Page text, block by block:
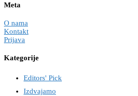
Meta
O nama
Kontakt
Prijava
Kategorije
Editors' Pick
Izdvajamo